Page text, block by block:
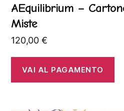
AEquilibrium –
Miste
120,00 €
VAI AL PAGAMENTO